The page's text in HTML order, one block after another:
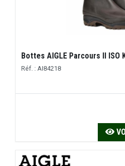
Bottes AIGLE Parcours II ISO
Réf. : AI84218